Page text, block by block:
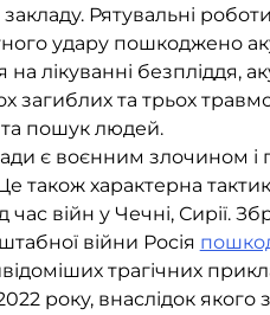
Рятувальні
удару пошкоджено
на лікуванні безпліддя,
загиблих та трьох
та пошук людей.
є воєнним злочином
також характерна
час війн у Чечні, Сирії.
війни Росія
трагічних
року, внаслідок